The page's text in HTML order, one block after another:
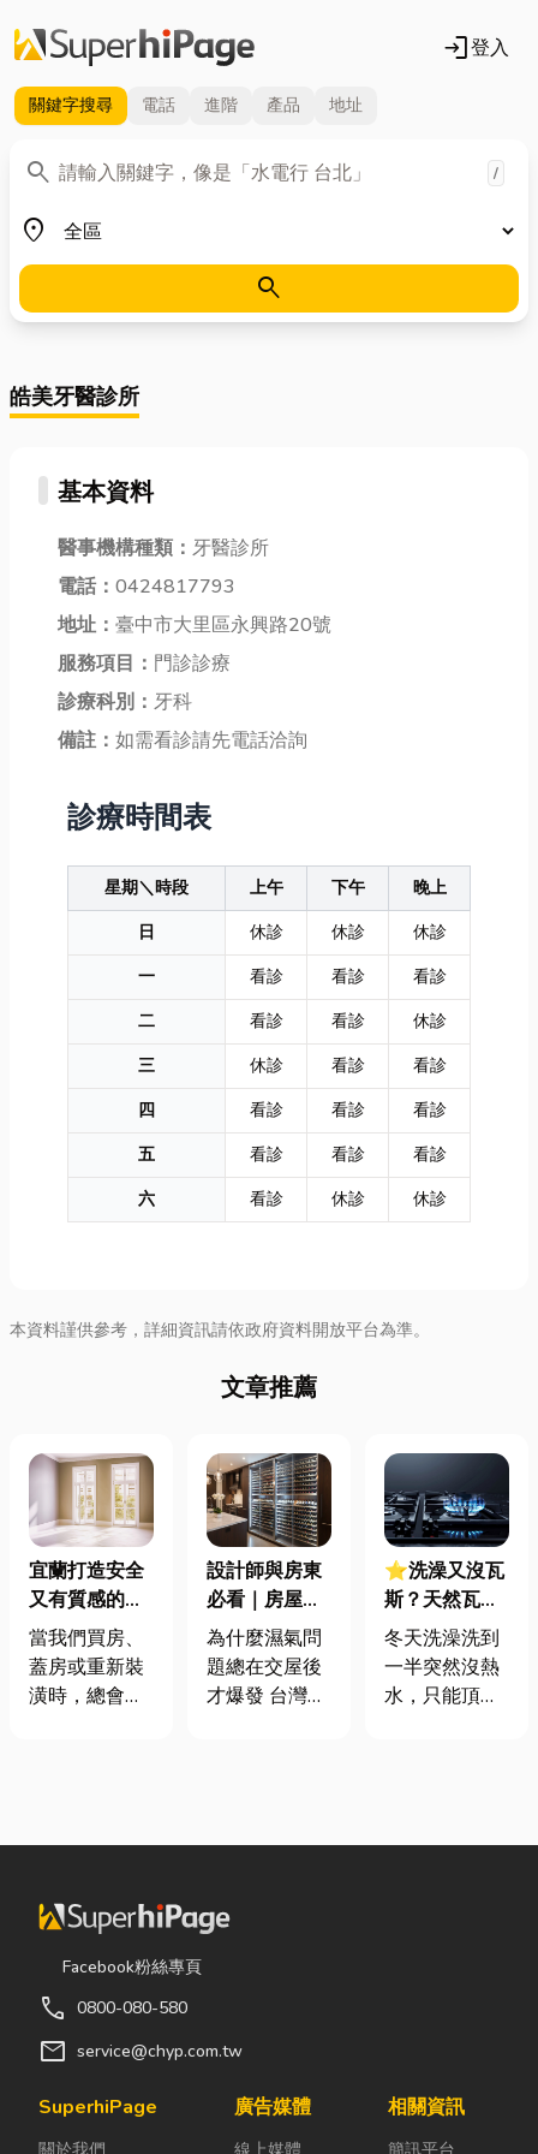
login登入
關鍵字搜尋 電話 進階 產品 地址
search
關鍵字 /
place
地區
search
皓美牙醫診所
基本資料
醫事機構種類： 牙醫診所
電話： 0424817793
地址： 臺中市大里區永興路20號
服務項目： 門診診療
診療科別： 牙科
備註： 如需看診請先電話洽詢
診療時間表
星期＼時段 上午 下午
晚上
日
休診 休診
休診
一
看診 看診
看診
二
看診 看診
休診
三
休診 看診
看診
四
看診 看診
看診
五
看診 看診
看診
六
看診 休診 休診
本資料謹供參考，詳細資訊請依政府資料開放平台為準。
文章推薦
宜蘭打造安全
又有質感的
家，從專業門
窗開始
當我們買房、
蓋房或重新裝
潢時，總會把
天都在使用的
實，一扇好的
門窗不只是遮
風避雨而已，
安全、採光、
通風與生活品
氣候潮濕多
設計師與房東
必看｜房屋濕
氣重怎麼辦？
全屋除濕機＋
全熱交換器整
為什麼濕氣問
題總在交屋後
才爆發 台灣氣
同步規劃空氣
不到的地方持
間： 精品包、
藏最怕潮濕，
⭐洗澡又沒瓦
斯？天然瓦斯
是什麼、費用
怎麼算？家庭
能源選擇與配
冬天洗澡洗到
一半突然沒熱
水，只能頂著
共同噩夢。隨
麼？它跟傳統
Facebook粉絲專頁
call 0800-080-580
mail service@chyp.com.tw
SuperhiPage
關於我們
廣告媒體
線上媒體
相關資訊
簡訊平台